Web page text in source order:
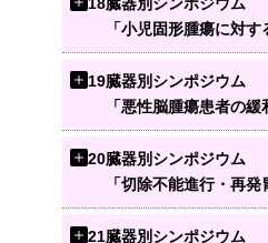
「小児固形腫瘍に対
19臓器別シンポジウム
「悪性脳腫瘍患者の緩
20臓器別シンポジウム
「切除不能進行・再
21臓器別シンポジウム